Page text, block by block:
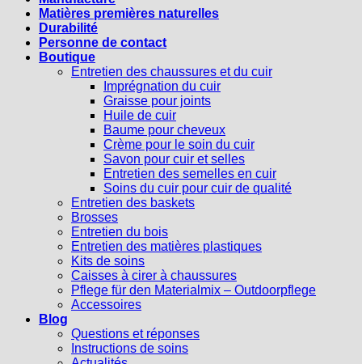
Matières premières naturelles
Durabilité
Personne de contact
Boutique
Entretien des chaussures et du cuir
Imprégnation du cuir
Graisse pour joints
Huile de cuir
Baume pour cheveux
Crème pour le soin du cuir
Savon pour cuir et selles
Entretien des semelles en cuir
Soins du cuir pour cuir de qualité
Entretien des baskets
Brosses
Entretien du bois
Entretien des matières plastiques
Kits de soins
Caisses à cirer à chaussures
Pflege für den Materialmix – Outdoorpflege
Accessoires
Blog
Questions et réponses
Instructions de soins